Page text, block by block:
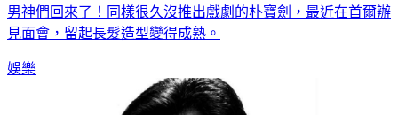
男神們回來了！同樣很久沒推出戲劇的朴寶劍，最近在首爾辦
見面會，留起長髮造型變得成熟。
娛樂